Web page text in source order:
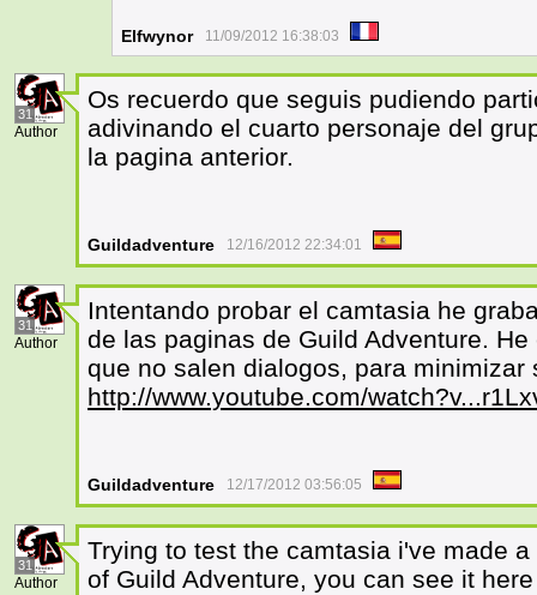
Elfwynor 11/09/2012 16:38:03
31
Author
Os recuerdo que seguis pudiendo
adivinando el cuarto personaje del
la pagina anterior.
Guildadventure 12/16/2012 22:34:01
31
Author
Intentando probar el camtasia he
de las paginas de Guild Adventure.
que no salen dialogos, para minimizar
http://www.youtube.com/
Guildadventure 12/17/2012 03:56:05
31
Author
Trying to test the camtasia i've made
of Guild Adventure, you can see it